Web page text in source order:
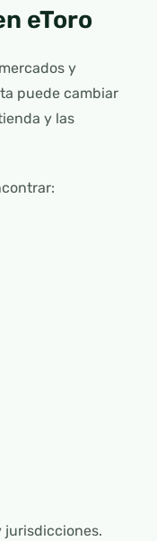
eToro
y
puede cambiar
y las
jurisdicciones.